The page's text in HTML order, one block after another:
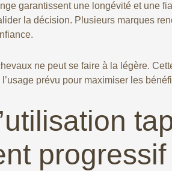
garantissent une longévité et une
la décision. Plusieurs marques
ne peut se faire à la légère.
prévu pour maximiser les